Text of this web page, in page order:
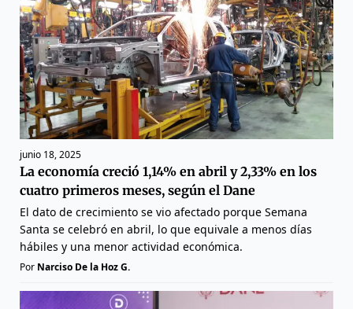
junio 18, 2025
La economía creció 1,14% en abril y 2,33% en los
cuatro primeros meses, según el Dane
El dato de crecimiento se vio afectado porque Semana
Santa se celebró en abril, lo que equivale a menos días
hábiles y una menor actividad económica.
Por Narciso De la Hoz G.